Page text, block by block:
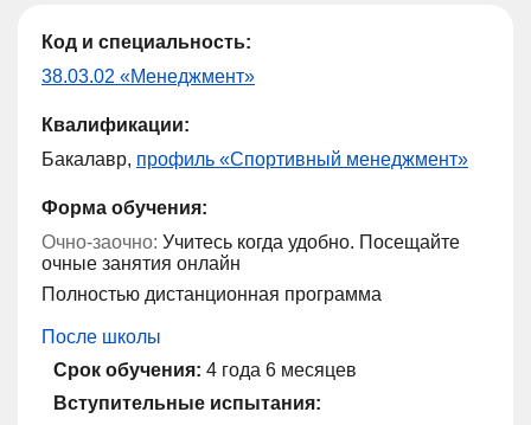
Код и специальность:
38.03.02 «Менеджмент»
Квалификации:
Бакалавр, профиль «Спортивный менеджмент»
Форма обучения:
Очно-заочно: Учитесь когда удобно. Посещайте
очные занятия онлайн
Полностью дистанционная программа
После школы
Срок обучения: 4 года 6 месяцев
Вступительные испытания: